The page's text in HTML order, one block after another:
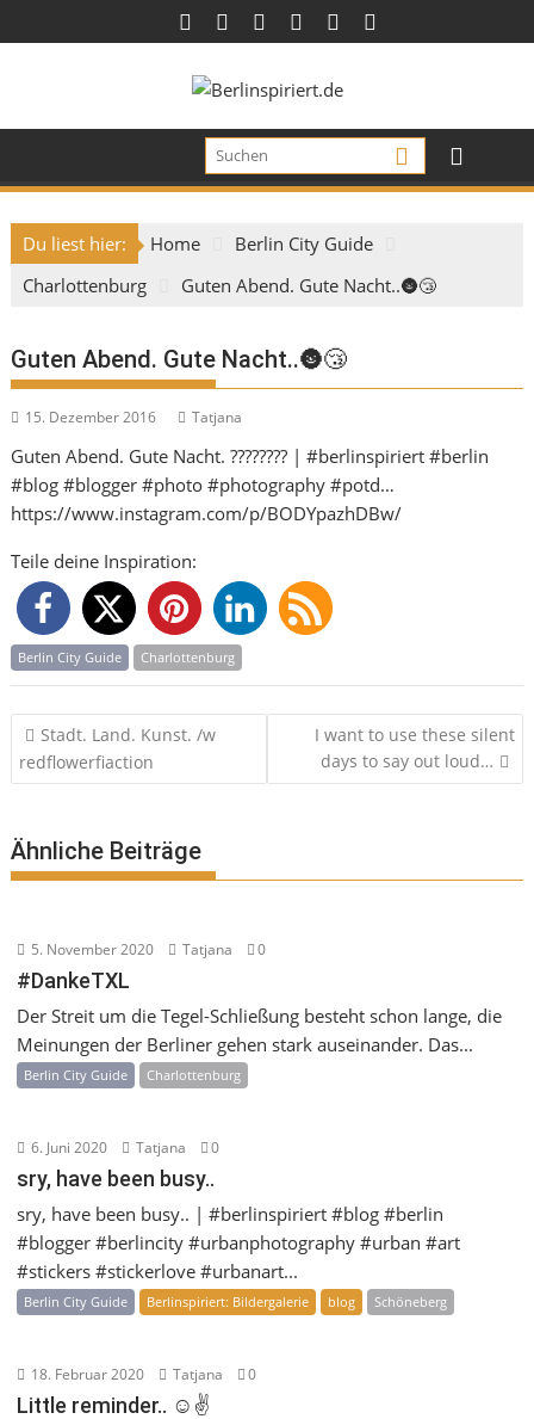
to
Du liest hier: Home
Berlin City Guide
Charlottenburg
Guten Abend. Gute Nacht..🌚😴
Guten Abend. Gute Nacht..🌚😴
15. Dezember 2016 Tatjana
Guten Abend. Gute Nacht. ???????? | #berlinspiriert #berlin
#blog #blogger #photo #photography #potd…
https://www.instagram.com/p/BODYpazhDBw/
Teile deine Inspiration:
Berlin City Guide Charlottenburg
Beitragsnavigation
Stadt. Land. Kunst. /w
redflowerfiaction
I want to use these silent
days to say out loud…
Ähnliche Beiträge
5. November 2020 Tatjana 0
#DankeTXL
Der Streit um die Tegel-Schließung besteht schon lange, die
Meinungen der Berliner gehen stark auseinander. Das...
Berlin City Guide Charlottenburg
6. Juni 2020 Tatjana 0
sry, have been busy..
sry, have been busy.. | #berlinspiriert #blog #berlin
#blogger #berlincity #urbanphotography #urban #art
#stickers #stickerlove #urbanart...
Berlin City Guide Berlinspiriert: Bildergalerie blog Schöneberg
18. Februar 2020 Tatjana 0
Little reminder.. ☺️✌️